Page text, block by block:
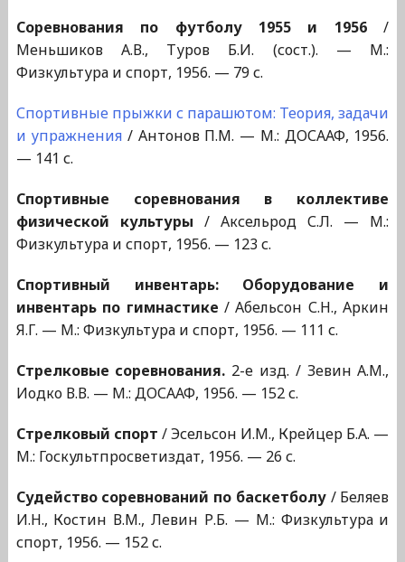
Соревнования по футболу 1955 и 1956/
Меньшиков А.В., Туров Б.И. (сост.). — М.:
Физкультура и спорт, 1956. — 79 с.
Спортивные прыжки с парашютом: Теория, задачи
и упражнения / Антонов П.М. — М.: ДОСААФ, 1956.
— 141 с.
Спортивные соревнования в коллективе
физической культуры / Аксельрод С.Л. — М.:
Физкультура и спорт, 1956. — 123 с.
Спортивный инвентарь: Оборудование и
инвентарь по гимнастике / Абельсон С.Н., Аркин
Я.Г. — М.: Физкультура и спорт, 1956. — 111 с.
Стрелковые соревнования. 2-е изд. / Зевин А.М.,
Иодко В.В. — М.: ДОСААФ, 1956. — 152 с.
Стрелковый спорт / Эсельсон И.М., Крейцер Б.А. —
М.: Госкультпросветиздат, 1956. — 26 с.
Судейство соревнований по баскетболу/ Беляев
И.Н., Костин В.М., Левин Р.Б. — М.: Физкультура и
спорт, 1956. — 152 с.